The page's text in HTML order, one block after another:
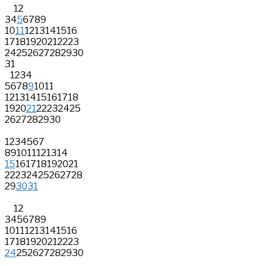
12
3456789
10111213141516
17181920212223
24252627282930
31
1234
567891011
12131415161718
19202122232425
2627282930
1234567
891011121314
15161718192021
22232425262728
293031
12
3456789
10111213141516
17181920212223
24252627282930